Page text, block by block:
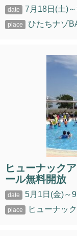
7月18日(土)
ひたちナゾ
ヒューナック
ール無料開放
5月1日(金)～
ヒューナッ